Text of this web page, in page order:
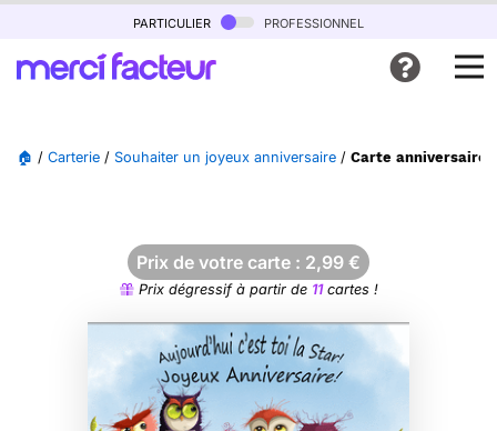
particulier professionnel
🏠 / Carterie / Souhaiter un joyeux anniversaire / Carte anniversaire
Prix de votre carte : 2,99 €
Prix dégressif à partir de 11cartes !